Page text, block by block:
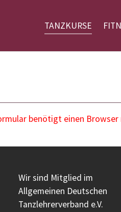
TANZKURSE
benötigt einen
Wir sind Mitglied im
Allgemeinen Deutschen
Tanzlehrerverband e.V.